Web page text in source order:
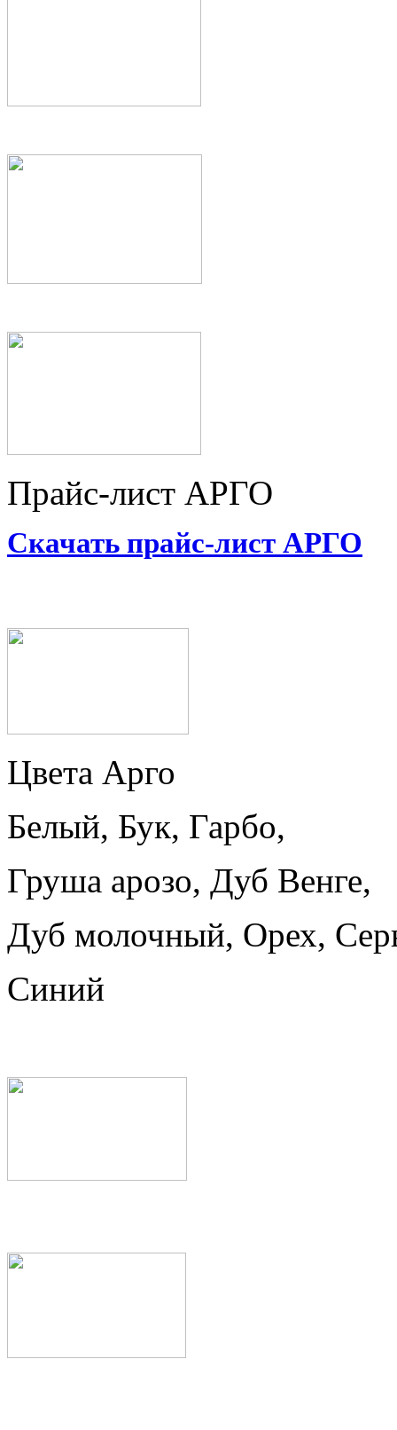
Прайс-лист АРГО
Скачать прайс-лист АРГО
Цвета Арго
Белый, Бук, Гарбо,
Груша арозо, Дуб Венге,
Дуб молочный, Орех,
Синий